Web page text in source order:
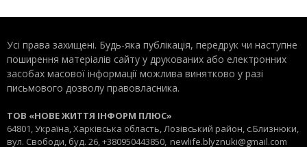
Усі права захищені. Будь-яка публiкацiя, передрук чи наступне
поширення матеріалів сайту у друкованих або електронних
засобах масової інформації можлива винятково у разі
письмового дозволу правовласника.
ТОВ «НОВЕ ЖИТТЯ ІНФОРМ ПЛЮС»
64801, Україна, Харківська область, Лозівський район, с.Близнюки,
вул. Свободи, буд. 26, +380950443850, newlife.blyznuki@gmail.com